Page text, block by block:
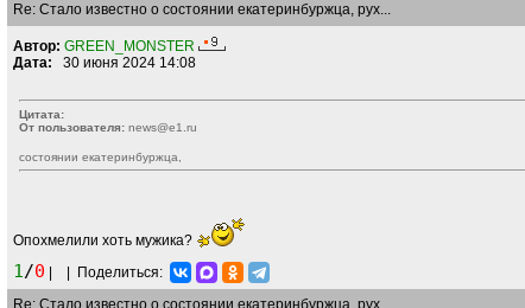
Re: Стало известно о состоянии екатеринбуржца, рух...
Автор: GREEN_MONSTER
Дата: 30 июня 2024 14:08
Цитата:
От пользователя: news@e1.ru
состоянии екатеринбуржца,
Опохмелили хоть мужика?
1/0
Поделиться:
Re: Стало известно о состоянии екатеринбуржца, рух...